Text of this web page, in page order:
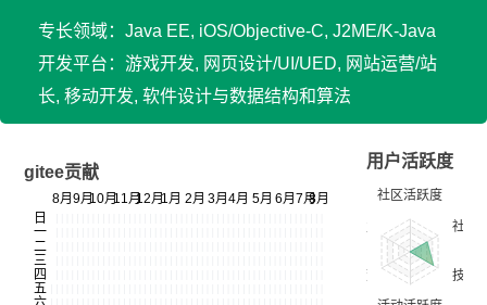
专长领域：Java EE, iOS/Objective-C, J2ME/K-Java
开发平台：游戏开发, 网页设计/UI/UED, 网站运营/站
长, 移动开发, 软件设计与数据结构和算法
gitee贡献
用户活跃度